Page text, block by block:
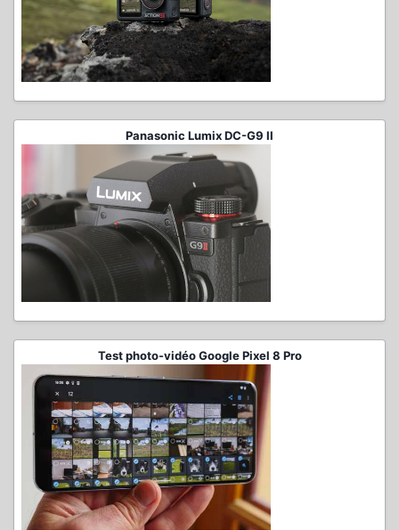
Panasonic Lumix DC-G9 II
Test photo-vidéo Google Pixel 8 Pro